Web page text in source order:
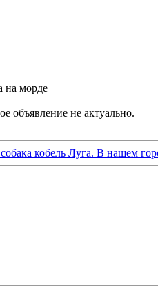
на морде
кобель Луга. В нашем